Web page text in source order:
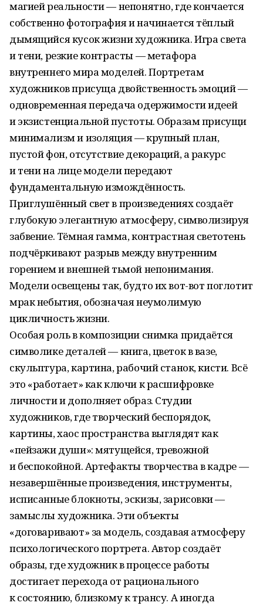
магией реальности — непонятно, где кончается
собственно фотография и начинается тёплый
дымящийся кусок жизни художника. Игра света
и тени, резкие контрасты — метафора
внутреннего мира моделей. Портретам
художников присуща двойственность эмоций —
одновременная передача одержимости идеей
и экзистенциальной пустоты. Образам присущи
минимализм и изоляция — крупный план,
пустой фон, отсутствие декораций, а ракурс
и тени на лице модели передают
фундаментальную измождённость.
Приглушённый свет в произведениях создаёт
глубокую элегантную атмосферу, символизируя
забвение. Тёмная гамма, контрастная светотень
подчёркивают разрыв между внутренним
горением и внешней тьмой непонимания.
Модели освещены так, будто их вот-вот поглотит
мрак небытия, обозначая неумолимую
цикличность жизни.
Особая роль в композиции снимка придаётся
символике деталей — книга, цветок в вазе,
скульптура, картина, рабочий станок, кисти. Всё
это «работает» как ключи к расшифровке
личности и дополняет образ. Студии
художников, где творческий беспорядок,
картины, хаос пространства выглядят как
«пейзажи души»: мятущейся, тревожной
и беспокойной. Артефакты творчества в кадре —
незавершённые произведения, инструменты,
исписанные блокноты, эскизы, зарисовки —
замыслы художника. Эти объекты
«договаривают» за модель, создавая атмосферу
психологического портрета. Автор создаёт
образы, где художник в процессе работы
достигает перехода от рационального
к состоянию, близкому к трансу. А иногда